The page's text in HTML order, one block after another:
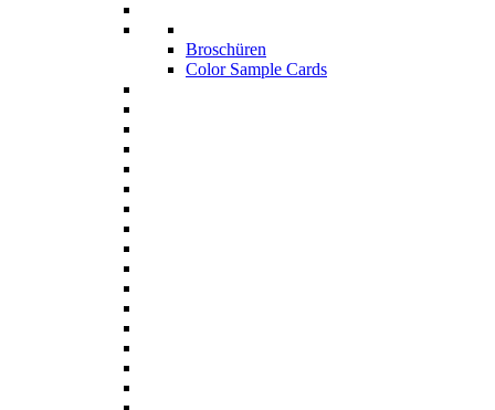
Broschüren
Color Sample Cards